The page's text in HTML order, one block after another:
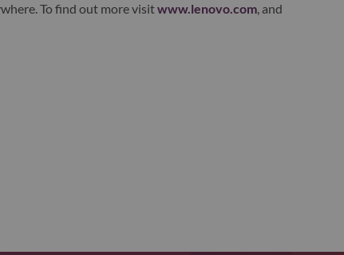
To find out more visitwww.lenovo.com, and